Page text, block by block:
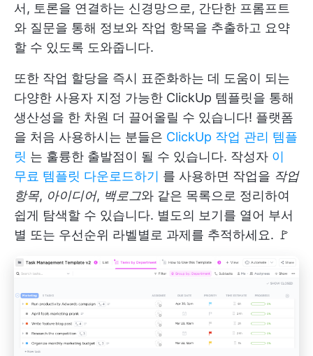
서, 토론을 연결하는 신경망으로, 간단한 프롬프트
와 질문을 통해 정보와 작업 항목을 추출하고 요약
할 수 있도록 도와줍니다.
또한 작업 할당을 즉시 표준화하는 데 도움이 되는
다양한 사용자 지정 가능한 ClickUp 템플릿을 통해
생산성을 한 차원 더 끌어올릴 수 있습니다! 플랫폼
을 처음 사용하시는 분들은 ClickUp 작업 관리 템플
릿 는 훌륭한 출발점이 될 수 있습니다. 작성자 이
무료 템플릿 다운로드하기 를 사용하면 작업을 작업
항목, 아이디어, 백로그와 같은 목록으로 정리하여
쉽게 탐색할 수 있습니다. 별도의 보기를 열어 부서
별 또는 우선순위 라벨별로 과제를 추적하세요. 🚩